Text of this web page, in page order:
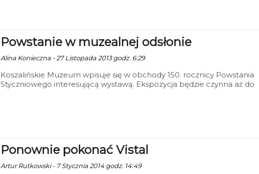
Powstanie w muzealnej odsłonie
Alina Konieczna - 27 Listopada 2013 godz. 6:29
Koszalińskie Muzeum wpisuje się w obchody 150. rocznicy Powstania
Styczniowego interesującą wystawą. Ekspozycja będzie czynna aż do
Ponownie pokonać Vistal
Artur Rutkowski - 7 Stycznia 2014 godz. 14:49